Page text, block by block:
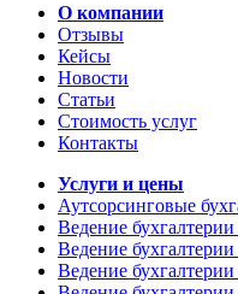
О компании
Отзывы
Кейсы
Новости
Статьи
Стоимость услуг
Контакты
Услуги и цены
Аутсорсинговые
Ведение
Ведение
Ведение